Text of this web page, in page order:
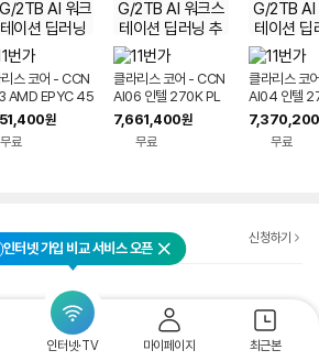
스 코어 - CCN
AMD EPYC 45
블랙웰4000_
64G/2TB AI
스테이션 딥러닝
원
무료
클라리스 코어 - CCN
AI06 인텔 270K PL
US_블랙웰4000_RA
M 64G/2TB AI 워크
스테이션 딥러닝 추론
7,661,400원
무료
클라리스 코
AI04 인텔
US_블랙웰
M 64G/
스테이션 딥
7,370,200
무료
신청하기
립에 무료반품까지, 꼭멤버십 혜택
스타배송 꼭멤버십
인터넷 가입 비교 서비스 오픈 닫기
인터넷·TV 마이페이지 최근본